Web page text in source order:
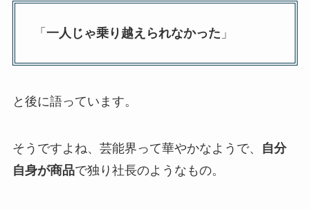
「 一人じゃ乗り越えられなかった 」
と後に語っています。
そうですよね、芸能界って華やかなようで、
自分
自身が商品で独り社長のようなもの。